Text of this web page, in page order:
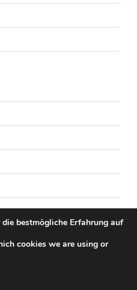
bestmögliche Erfahrung auf
cookies we are using or